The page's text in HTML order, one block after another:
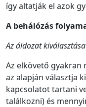
így altatják el azok
A behálózás
Az áldozat kiválasztása
Az elkövető gyakran
az alapján választja
kapcsolatot tartani
találkozni) és